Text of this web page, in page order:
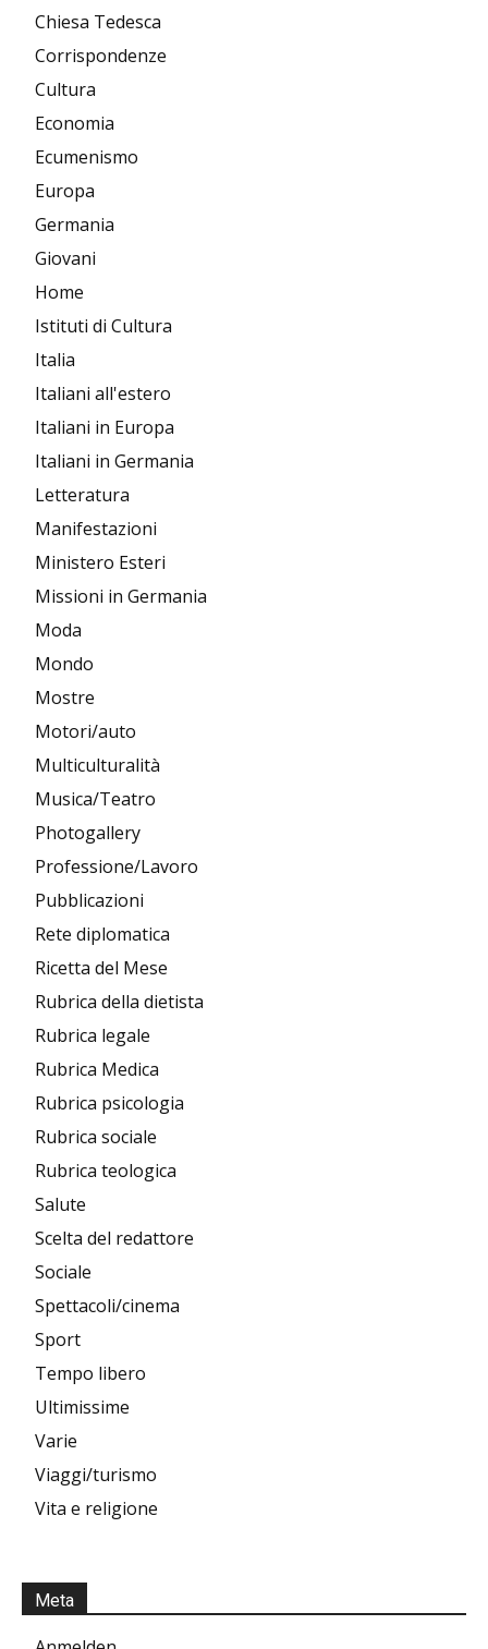
Chiesa Tedesca
Corrispondenze
Cultura
Economia
Ecumenismo
Europa
Germania
Giovani
Home
Istituti di Cultura
Italia
Italiani all'estero
Italiani in Europa
Italiani in Germania
Letteratura
Manifestazioni
Ministero Esteri
Missioni in Germania
Moda
Mondo
Mostre
Motori/auto
Multiculturalità
Musica/Teatro
Photogallery
Professione/Lavoro
Pubblicazioni
Rete diplomatica
Ricetta del Mese
Rubrica della dietista
Rubrica legale
Rubrica Medica
Rubrica psicologia
Rubrica sociale
Rubrica teologica
Salute
Scelta del redattore
Sociale
Spettacoli/cinema
Sport
Tempo libero
Ultimissime
Varie
Viaggi/turismo
Vita e religione
Meta